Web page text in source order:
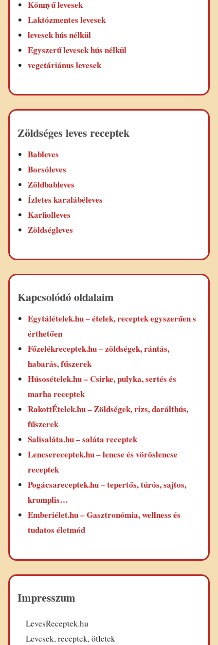
Könnyű levesek
Laktózmentes levesek
levesek hús nélkül
Egyszerű levesek hús nélkül
vegetáriánus levesek
Zöldséges leves receptek
Bableves
Borsóleves
Zöldbableves
Ízletes karalábéleves
Karfiolleves
Zöldségleves
Kapcsolódó oldalaim
Egytálételek.hu – ételek, receptek egyszerűen s
érthetően
Főzelékreceptek.hu – zöldségek, rántás,
habarás, fűszerek
Húsosételek.hu – Csirke, pulyka, sertés és
marha receptek
RakottÉtelek.hu – Zöldségek, rizs, darálthús,
fűszerek
Salisaláta.hu – saláta receptek
Lencsereceptek.hu – lencse és vöröslencse
receptek
Pogácsareceptek.hu – tepertős, túrós, sajtos,
krumplis…
Emberiélet.hu – Gasztronómia, wellness és
tudatos életmód
Impresszum
LevesReceptek.hu
Levesek, receptek, ötletek